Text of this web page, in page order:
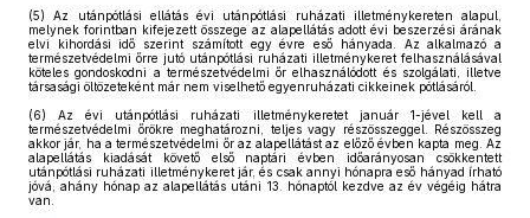
(5) Az utánpótlási ellátás évi utánpótlási ruházati illetménykereten alapul,
melynek forintban kifejezett összege az alapellátás adott évi beszerzési árának
elvi kihordási idő szerint számított egy évre eső hányada. Az alkalmazó a
természetvédelmi őrre jutó utánpótlási ruházati illetménykeret felhasználásával
köteles gondoskodni a természetvédelmi őr elhasználódott és szolgálati, illetve
társasági öltözeteként már nem viselhető egyenruházati cikkeinek pótlásáról.
(6) Az évi utánpótlási ruházati illetménykeretet január 1-jével kell a
természetvédelmi őrökre meghatározni, teljes vagy részösszeggel. Részösszeg
akkor jár, ha a természetvédelmi őr az alapellátást az előző évben kapta meg. Az
alapellátás kiadását követő első naptári évben időarányosan csökkentett
utánpótlási ruházati illetménykeret jár, és csak annyi hónapra eső hányad írható
jóvá, ahány hónap az alapellátás utáni 13. hónaptól kezdve az év végéig hátra
van.